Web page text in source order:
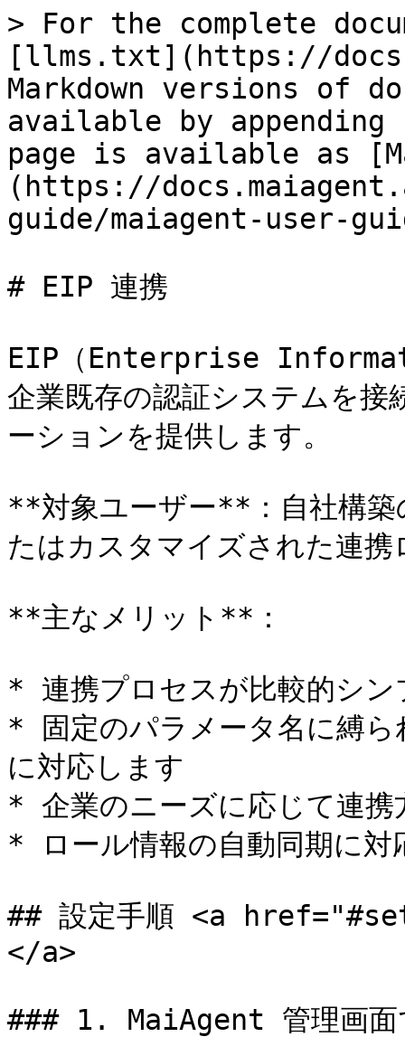
> For the complete
[llms.txt](https://
Markdown versions of
available by
page is available as
(https://
guide/maiagent-user-
# EIP 連携
EIP（Enterprise
企業既存の認証システムを接
ーションを提供します。
**対象ユーザー**：自社構築
たはカスタマイズされた連
**主なメリット**：
* 連携プロセスが比較的シン
* 固定のパラメータ名に縛ら
に対応します
* 企業のニーズに応じて連携
* ロール情報の自動同期に対
## 設定手順 <a
</a>
### 1. MaiAgent 管理画面